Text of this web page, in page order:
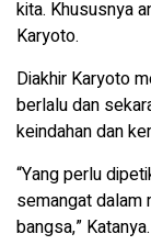
kita. Khususnya
Karyoto.
Diakhir Karyoto
berlalu dan
keindahan dan
“Yang perlu
semangat dalam
bangsa,” Katanya.